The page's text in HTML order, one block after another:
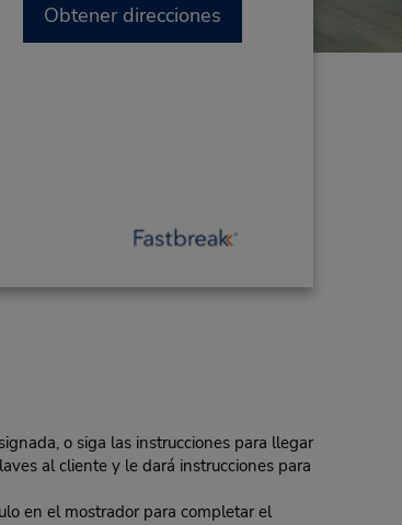
Obtener direcciones
o siga las instrucciones para llegar
al cliente y le dará instrucciones para
en el mostrador para completar el